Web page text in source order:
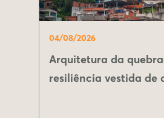
04/08/2026
Arquitetura da
resiliência vestida de